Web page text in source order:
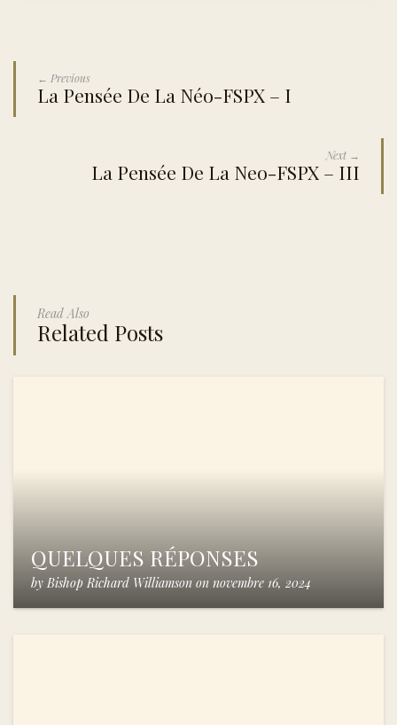
← Previous
La Pensée De La Néo-FSPX – I
Next →
La Pensée De La Neo-FSPX – III
Read Also
Related Posts
QUELQUES RÉPONSES
by Bishop Richard Williamson on novembre 16, 2024